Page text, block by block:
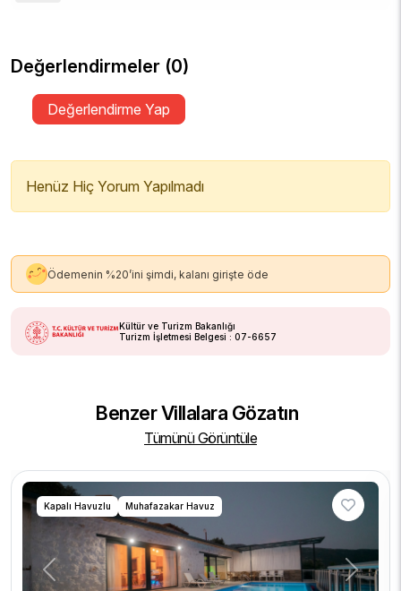
Değerlendirmeler (0)
Değerlendirme Yap
Henüz Hiç Yorum Yapılmadı
Ödemenin %20’ini şimdi, kalanı girişte öde
Kültür ve Turizm Bakanlığı
Turizm İşletmesi Belgesi : 07-6657
Benzer Villalara Gözatın
Tümünü Görüntüle
Previous Next
Kapalı Havuzlu Muhafazakar Havuz